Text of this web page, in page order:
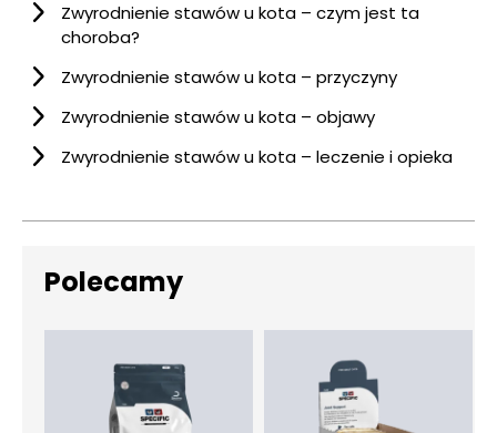
Zwyrodnienie stawów u kota – czym jest ta
choroba?
Zwyrodnienie stawów u kota – przyczyny
Zwyrodnienie stawów u kota – objawy
Zwyrodnienie stawów u kota – leczenie i opieka
Polecamy